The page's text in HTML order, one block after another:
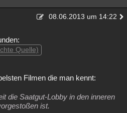
08.06.2013 um 14:22
Quelle)
Filmen die man kennt:
die Saatgut-Lobby in den inneren
ist.